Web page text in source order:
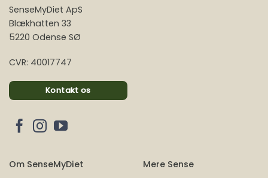
SenseMyDiet ApS
Blækhatten 33
5220 Odense SØ
CVR: 40017747
Kontakt os
Om SenseMyDiet Mere Sense